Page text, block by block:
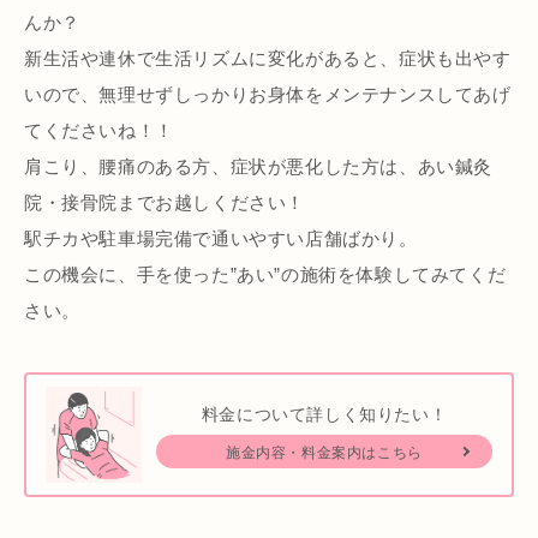
んか？
新生活や連休で生活リズムに変化があると、症状も出やす
いので、無理せずしっかりお身体をメンテナンスしてあげ
てくださいね！！
肩こり、腰痛のある方、症状が悪化した方は、あい鍼灸
院・接骨院までお越しください！
駅チカや駐車場完備で通いやすい店舗ばかり。
この機会に、手を使った”あい”の施術を体験してみてくだ
さい。
料金について詳しく知りたい！
施金内容・料金案内はこちら